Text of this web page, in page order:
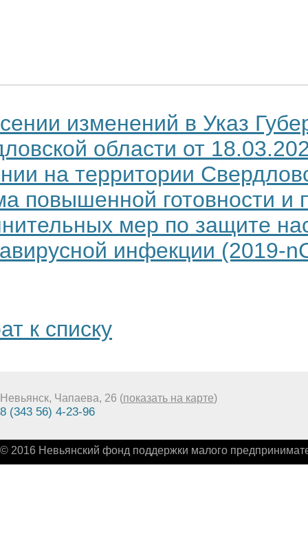
изменений в Указ
области от
на территории
повышенной готовности и
мер по защите
инфекции (2019-
к списку
Невьянск, Чапаева, 26 (показать на карте)
8 (343 56) 4-23-96
© 2016 Невьянский фонд поддержки малого